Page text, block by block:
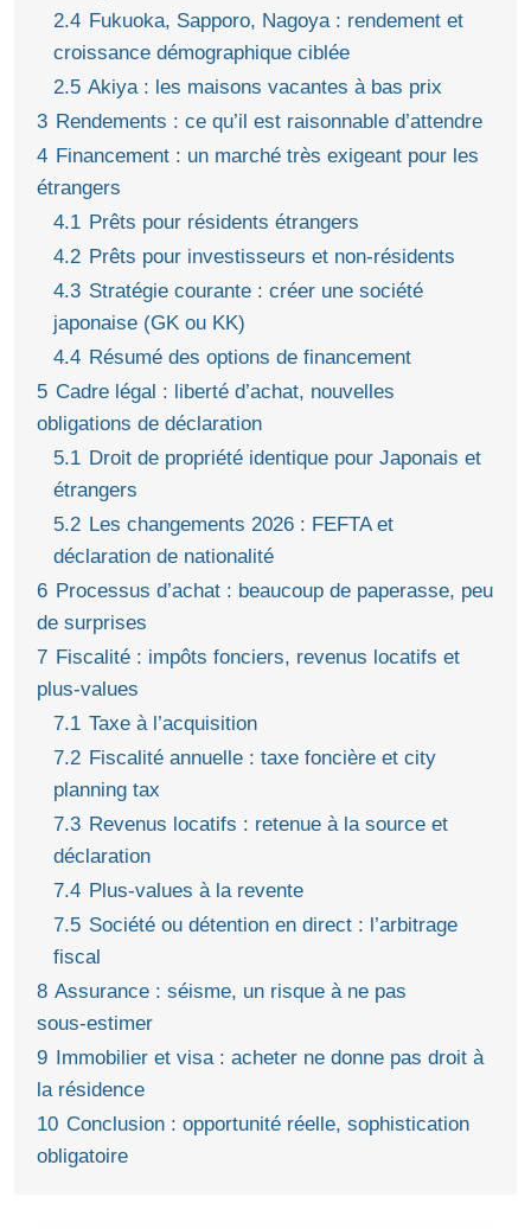
2.4 Fukuoka, Sapporo, Nagoya : rendement et
croissance démographique ciblée
2.5 Akiya : les maisons vacantes à bas prix
3 Rendements : ce qu’il est raisonnable d’attendre
4 Financement : un marché très exigeant pour les
étrangers
4.1 Prêts pour résidents étrangers
4.2 Prêts pour investisseurs et non‑résidents
4.3 Stratégie courante : créer une société
japonaise (GK ou KK)
4.4 Résumé des options de financement
5 Cadre légal : liberté d’achat, nouvelles
obligations de déclaration
5.1 Droit de propriété identique pour Japonais et
étrangers
5.2 Les changements 2026 : FEFTA et
déclaration de nationalité
6 Processus d’achat : beaucoup de paperasse, peu
de surprises
7 Fiscalité : impôts fonciers, revenus locatifs et
plus‑values
7.1 Taxe à l’acquisition
7.2 Fiscalité annuelle : taxe foncière et city
planning tax
7.3 Revenus locatifs : retenue à la source et
déclaration
7.4 Plus‑values à la revente
7.5 Société ou détention en direct : l’arbitrage
fiscal
8 Assurance : séisme, un risque à ne pas
sous‑estimer
9
Immobilier et visa : acheter ne donne pas droit à
la résidence
10 Conclusion : opportunité réelle, sophistication
obligatoire